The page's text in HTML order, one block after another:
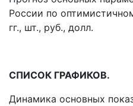
России по
гг., шт., руб., долл.
СПИСОК ГРАФИКОВ.
Динамика основных